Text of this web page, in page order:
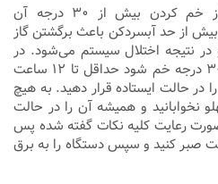
هنگام جابجایی آبسردکن از خم کردن بیش از ۳۰ درجه آن
از حد آبسردکن باعث برگشتن گاز
نتیجه اختلال سیستم می‌شود. در
صورتی که دستگاه بیش از ۳۰ درجه خم شود حداقل تا ۱۲ ساعت
در حالت ایستاده قرار دهید. به هیچ
نخوابانید و همیشه آن را در حالت
رعایت کلیه نکات گفته شده پس
بین ۳ الی ۵ ساعت صبر کنید و سپس دستگاه را به برق